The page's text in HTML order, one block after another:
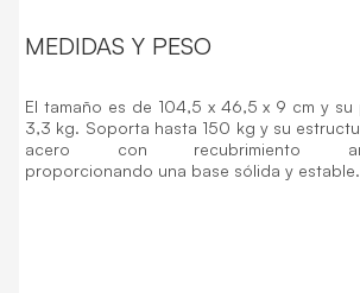
MEDIDAS Y PESO
El tamaño es de 104,5 x 46,5 x 9 cm y su
3,3 kg. Soporta hasta 150 kg y su
acero con recubrimiento
proporcionando una base sólida y estable.